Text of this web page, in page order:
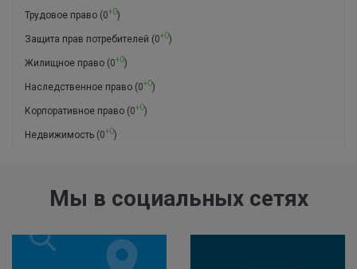
Трудовое право (0+0)
Защита прав потребителей (0+0)
Жилищное право (0+0)
Наследственное право (0+0)
Корпоративное право (0+0)
Недвижимость (0+0)
Мы в социальных сетях